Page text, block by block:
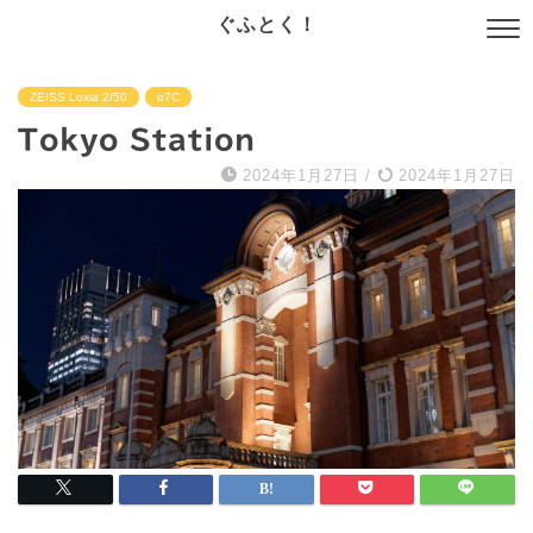
ぐふとく！
ZEISS Loxia 2/50 α7C
Tokyo Station
2024年1月27日 / 2024年1月27日